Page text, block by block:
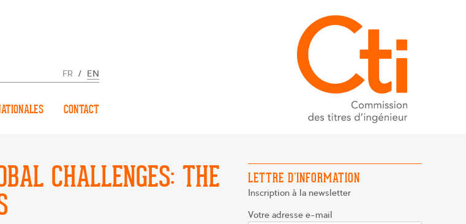
FR / EN
CONTACT
CHALLENGES: THE
LETTRE D’INFORMATION
Inscription à la newsletter
Votre adresse e-mail